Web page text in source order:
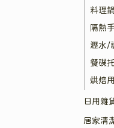
料理
隔熱
瀝水/
餐碟
烘焙
日用雜
居家清